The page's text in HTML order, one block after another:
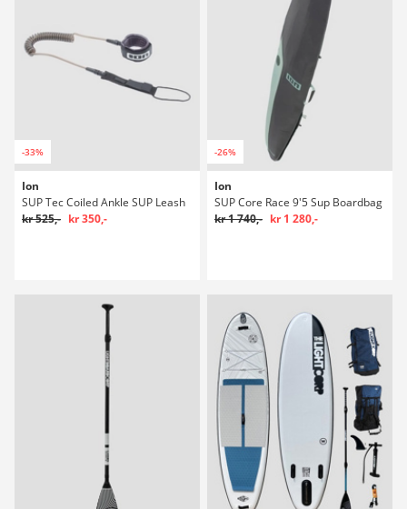
-33%
Ion
SUP Tec Coiled Ankle SUP Leash
kr 525,- kr 350,-
-26%
Ion
SUP Core Race 9'5 Sup Boardbag
kr 1 740,- kr 1 280,-